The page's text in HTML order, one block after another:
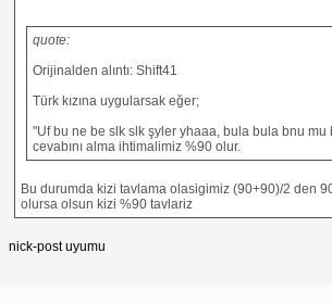
quote:
Orijinalden alıntı: Shift41
Türk kızına uygularsak eğer;
"Uf bu ne be slk slk şyler yhaaa, bula bula bnu mu
cevabını alma ihtimalimiz %90 olur.
Bu durumda kizi tavlama olasigimiz (90+90)/2 den
olursa olsun kizi %90 tavlariz
nick-post uyumu